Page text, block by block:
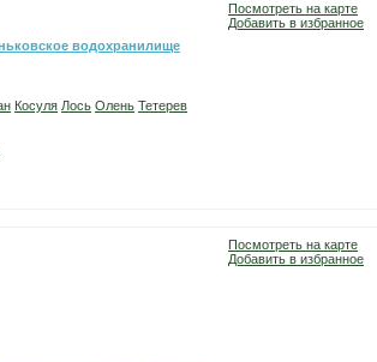
водохранилище
Косуля Лось Олень Тетерев
Посмотреть на карте
Добавить в избранное
Посмотреть на карте
Добавить в избранное